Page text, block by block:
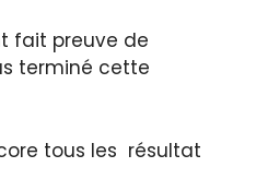
fait preuve de
terminé cette
tous les résultat